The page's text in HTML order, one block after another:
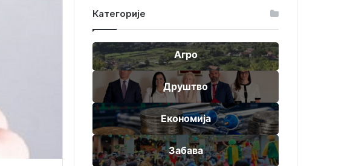
Категорије
Агро
Друштво
Економија
Забава